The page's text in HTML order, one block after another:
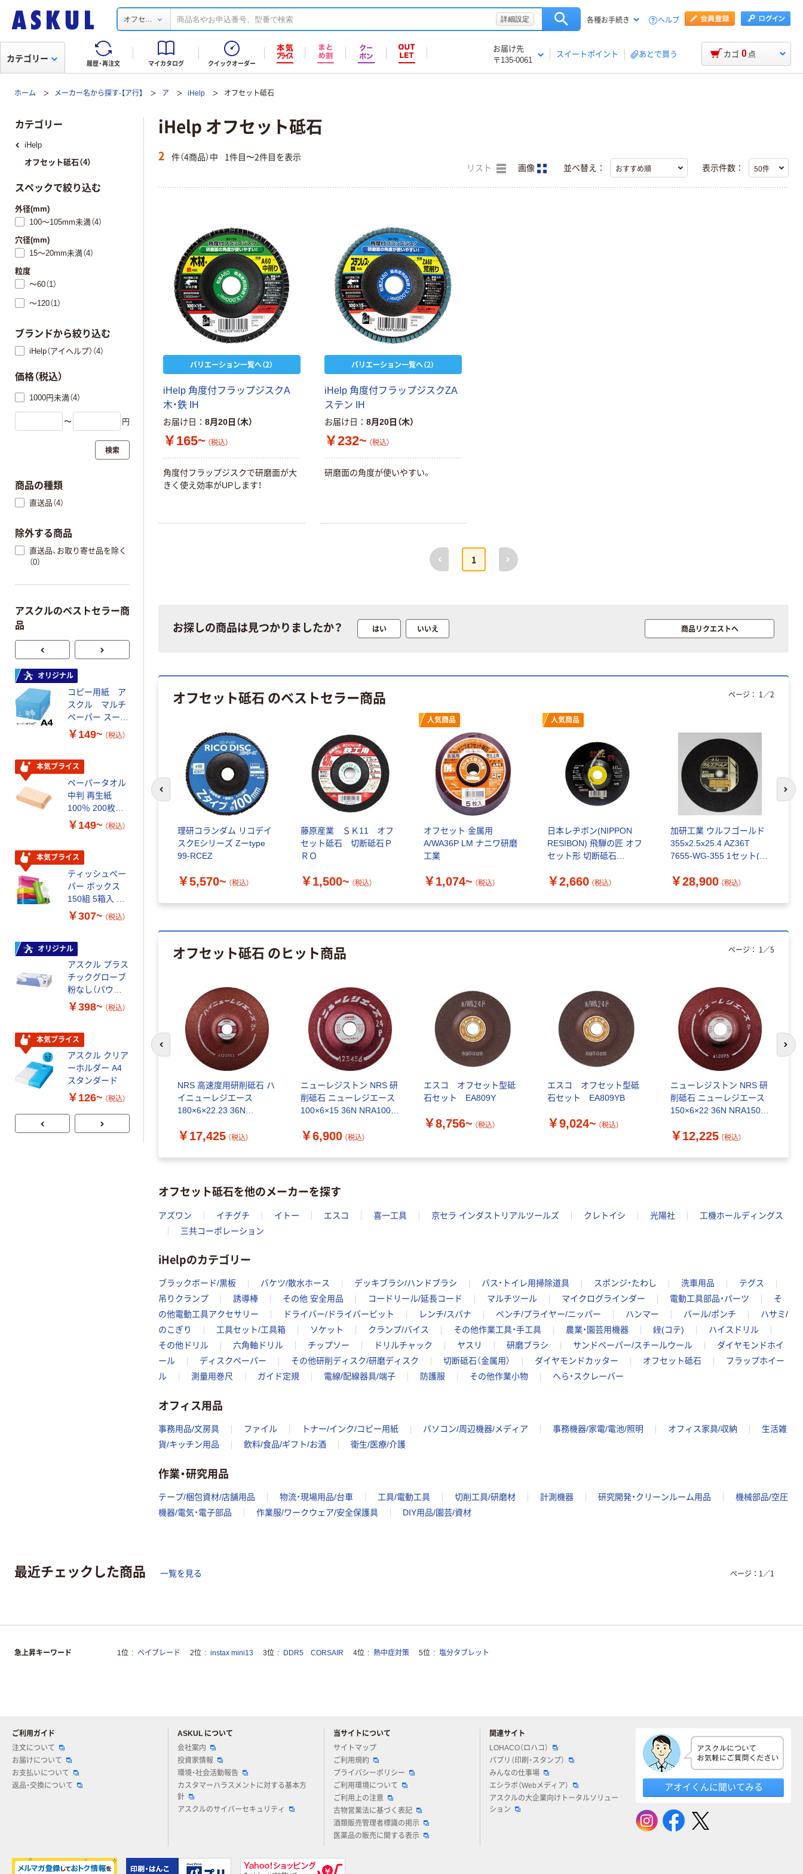
オフセ... 詳細設定 各種お手続き ヘルプ
履歴・再注文 マイカタログ クイックオーダー
お届け先
〒135-0061
スイートポイント あとで買う
カテゴリー カゴ 0 点
ホーム メーカー名から探す-【ア行】 ア iHelp オフセット砥石
iHelp オフセット砥石
2 件（4商品）中 1件目〜2件目を表示
リスト 画像 並べ替え： 表示件数：
バリエーション一覧へ（2）
iHelp 角度付フラップジスクA
木・鉄 IH
お届け日 8月20日（木）
￥165~ （税込）
角度付フラップジスクで研磨面が大
きく使え効率がUPします！
バリエーション一覧へ（2）
iHelp 角度付フラップジスクZA
ステン IH
お届け日 8月20日（木）
￥232~ （税込）
研磨面の角度が使いやすい。
前へ
1
次へ
お探しの商品は見つかりましたか？ はい いいえ 商品リクエストへ
オフセット砥石 のベストセラー商品
理研コランダム リコデイ
スクEシリーズ Zーtype
99-RCEZ
￥5,570~ （税込）
藤原産業 ＳＫ11 オフ
セット砥石 切断砥石Ｐ
ＲＯ
￥1,500~ （税込）
人気商品
オフセット 金属用
A/WA36P LM ナニワ研磨
工業
￥1,074~ （税込）
人気商品
日本レヂボン(NIPPON
RESIBON) 飛騨の匠 オフ
セット形 切断砥石
322546（直送品）
￥2,660 （税込）
加研工業 ウルフゴールド
355x2.5x25.4 AZ36T
7655-WG-355 1セット(20
￥28,900 （税込）
ページ： 1 ／2
前のスライドへ 次
オフセット砥石 のヒット商品
NRS 高速度用研削砥石 ハ
イニューレジエース
180×6×22.23 36N
(25枚)（直送品）
￥17,425 （税込）
ニューレジストン NRS 研
削砥石 ニューレジエース
100×6×15 36N NRA1006-
0491（直送品）
￥6,900 （税込）
エスコ オフセット型砥
石セット EA809Y
￥8,756~ （税込）
エスコ オフセット型砥
石セット EA809YB
￥9,024~ （税込）
ニューレジストン NRS 研
削砥石 ニューレジエース
150×6×22 36N NRA1506-
0492（直送品）
￥12,225 （税込）
ページ： 1 ／5
前のスライドへ 次
オフセット砥石を他のメーカーを探す
アズワン イチグチ イトー エスコ 喜一工具 京セラ インダストリアルツールズ クレトイシ 光陽社
工機ホールディングス
三共コーポレーション
iHelpのカテゴリー
ブラックボード/黒板 バケツ/散水ホース デッキブラシ/ハンドブラシ バス・トイレ用掃除道具 スポンジ・たわし 洗車用品
テグス
吊りクランプ
誘導棒 その他 安全用品 コードリール/延長コード マルチツール マイクログラインダー 電動工具部品・パーツ
そ
の他電動工具アクセサリー
ドライバー/ドライバービット レンチ/スパナ ペンチ/プライヤー/ニッパー ハンマー バール/ポンチ
ハサミ/
のこぎり
工具セット/工具箱 ソケット クランプ/バイス その他作業工具・手工具 農業・園芸用機器 鏝(コテ)
ハイスドリル
その他ドリル
六角軸ドリル チップソー ドリルチャック ヤスリ 研磨ブラシ サンドペーパー/スチールウール
ダイヤモンドホイ
ール
ディスクペーパー その他研削ディスク/研磨ディスク 切断砥石（金属用） ダイヤモンドカッター オフセット砥石
フラップホイー
ル
測量用巻尺 ガイド定規 電線/配線器具/端子 防護服 その他作業小物 へら・スクレーバー
オフィス用品
事務用品/文房具 ファイル トナー/インク/コピー用紙 パソコン/周辺機器/メディア 事務機器/家電/電池/照明 オフィス家具/収納
生活雑
貨/キッチン用品
飲料/食品/ギフト/お酒 衛生/医療/介護
作業・研究用品
テープ/梱包資材/店舗用品 物流・現場用品/台車 工具/電動工具 切削工具/研磨材 計測機器 研究開発・クリーンルーム用品
機械部品/空圧
機器/電気・電子部品
作業服/ワークウェア/安全保護具 DIY用品/園芸/資材
カテゴリー
iHelp
オフセット砥石（4）
スペックで絞り込む
外径(mm)
100～105mm未満（4）
穴径(mm)
15～20mm未満（4）
粒度
～60（1）
～120（1）
ブランドから絞り込む
iHelp（アイヘルプ）（4）
価格（税込）
1000円未満（4）
〜 円
検索
商品の種類
直送品（4）
除外する商品
直送品、お取り寄せ品を除く
（0）
アスクルのベストセラー商
品
オリジナル
コピー用紙 ア
スクル マルチ
ペーパー スーパ
ーホワイト+
￥149~ （税込）
本気プライス
ペーパータオル
中判 再生紙
100％ 200枚
FSC認証 シング
￥149~ （税込）
本気プライス
ティッシュペー
パー ボックス
150組 5箱入 ア
スクル スマート
証
￥307~ （税込）
オリジナル
アスクル プラス
チックグローブ
粉なし（パウダ
ーフリー）
￥398~ （税込）
本気プライス
アスクル クリア
ーホルダー A4
スタンダード
￥126~ （税込）
本気プライス
トイレットペー
パー ダブル60
リサイクル100
芯あり FSC認
証
￥446~ （税込）
オリジナル
コピー用紙 マ
ルチペーパー
スーパーエコノ
￥149~ （税込）
本気プライス
さしい やわらか
本気プライス
再生紙 200枚
FSC認証紙 アス
クルオリジナル
￥143~ （税込）
本気プライス
アスクル トイ
レのおそうじシ
ート 大王製紙
共同企画 トイ
レクリーナー
オリジナル
￥330~ （税込）
本気プライス
トイレットペー
パー シングル
リサイクル100
芯あり FSC認
証
￥455~ （税込）
本気プライス
嬬恋銘水 ナチュ
ラルミネラルウ
ォーター 500ml
付き／2Lラベル
レス 10本
￥1,037~
（税込）
ペーパータオル
シングル アスク
ルオリジナル
オリジナル
ファーストレイ
ト ニトリルグ
ローブ ホワイ
ト 粉なし（パ
ウダーフリー）
￥698~ （税込）
本気プライス
ファーストレイ
ップ
￥374~ （税込）
オリジナル
指定医薬部外品
￥140~ （税込）
本気プライス
ティッシュペー
パー ボックス
モカ 200組 5個
ナルティッシュ
PEFC認証
￥428~ （税込）
オリジナル
ファーストレイ
ーター ペットボ
トル
￥686~ （税込）
期間限定価格
アスクル プラ
スチックグロー
ブ 薄手 粉な
し（パウダーフ
￥298~ （税込）
オリジナル
ルオリジナル
本気プライス
【ガムテープ】ア
スクル 現場のチ
カラ 厚さ
プ
￥145~ （税込）
オリジナル
コピー用紙 ア
￥149~ （税込）
本気プライス
ペーパータオル
中判 再生紙
100％ 200枚
ル 大王製紙共同
企画 オリジナル
￥149~ （税込）
本気プライス
パー ボックス
粉なし（パウダ
ーフリー）
￥398~ （税込）
本気プライス
アスクル クリア
ーホルダー A4
スタンダード
￥126~ （税込）
最近チェックした商品 一覧を見る ページ： 1 ／1
急上昇キーワード 1位 ベイブレード 2位 instax mini13 3位 DDR5 CORSAIR 4位 熱中症対策 5位 塩分タブレット
ご利用ガイド
注文について
お届けについて
お支払いについて
返品・交換について
ASKUL について
会社案内
投資家情報
環境・社会活動報告
カスタマーハラスメントに対する基本方
針
アスクルのサイバーセキュリティ
当サイトについて
サイトマップ
ご利用規約
プライバシーポリシー
ご利用環境について
ご利用上の注意
古物営業法に基づく表記
酒類販売管理者標識の掲示
医薬品の販売に関する表示
関連サイト
LOHACO（ロハコ）
パプリ（印刷・スタンプ）
みんなの仕事場
エシラボ（Webメディア）
アスクルの大企業向けトータルソリュー
ション
アオイくんに聞いてみる